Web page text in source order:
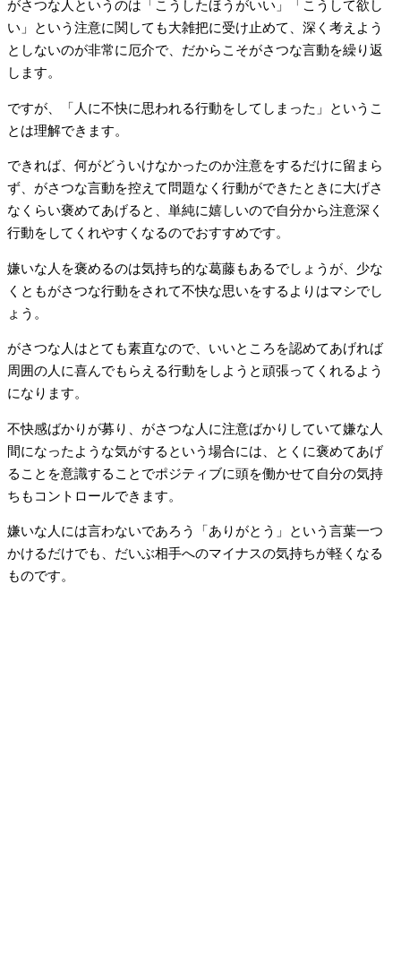
がさつな人というのは「こうしたほうがいい」「こうして欲し
い」という注意に関しても大雑把に受け止めて、深く考えよう
としないのが非常に厄介で、だからこそがさつな言動を繰り返
します。
ですが、「人に不快に思われる行動をしてしまった」というこ
とは理解できます。
できれば、何がどういけなかったのか注意をするだけに留まら
ず、がさつな言動を控えて問題なく行動ができたときに大げさ
なくらい褒めてあげると、単純に嬉しいので自分から注意深く
行動をしてくれやすくなるのでおすすめです。
嫌いな人を褒めるのは気持ち的な葛藤もあるでしょうが、少な
くともがさつな行動をされて不快な思いをするよりはマシでし
ょう。
がさつな人はとても素直なので、いいところを認めてあげれば
周囲の人に喜んでもらえる行動をしようと頑張ってくれるよう
になります。
不快感ばかりが募り、がさつな人に注意ばかりしていて嫌な人
間になったような気がするという場合には、とくに褒めてあげ
ることを意識することでポジティブに頭を働かせて自分の気持
ちもコントロールできます。
嫌いな人には言わないであろう「ありがとう」という言葉一つ
かけるだけでも、だいぶ相手へのマイナスの気持ちが軽くなる
ものです。